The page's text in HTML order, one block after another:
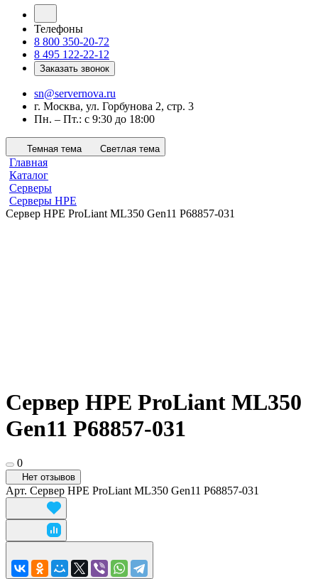
Телефоны
8 800 350-20-72
8 495 122-22-12
Заказать звонок
sn@servernova.ru
г. Москва, ул. Горбунова 2, стр. 3
Пн. – Пт.: с 9:30 до 18:00
Темная тема Светлая тема
Главная
Каталог
Серверы
Серверы HPE
Сервер HPE ProLiant ML350 Gen11 P68857-031
Сервер HPE ProLiant ML350
Gen11 P68857-031
0
Нет отзывов
Арт. Сервер HPE ProLiant ML350 Gen11 P68857-031